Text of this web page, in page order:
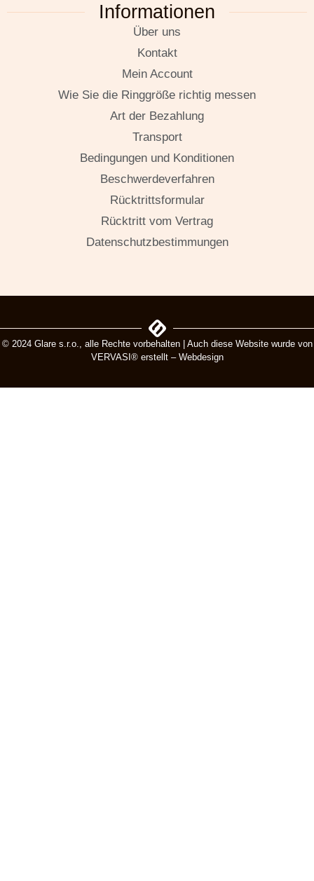
Informationen
Über uns
Kontakt
Mein Account
Wie Sie die Ringgröße richtig messen
Art der Bezahlung
Transport
Bedingungen und Konditionen
Beschwerdeverfahren
Rücktrittsformular
Rücktritt vom Vertrag
Datenschutzbestimmungen
© 2024 Glare s.r.o., alle Rechte vorbehalten | Auch diese Website wurde von
VERVASI® erstellt – Webdesign